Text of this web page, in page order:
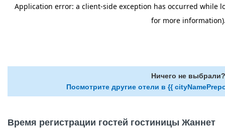
Ничего не выбрали?
Посмотрите другие отели в {{
Время регистрации гостей гостиницы Жаннет